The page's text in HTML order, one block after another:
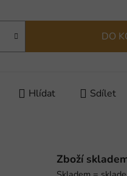
DO
Hlídat Sdílet
Zboží